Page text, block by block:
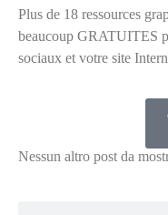
Plus de 18 ressources
beaucoup GRATUITES
sociaux et votre site
Nessun altro post da